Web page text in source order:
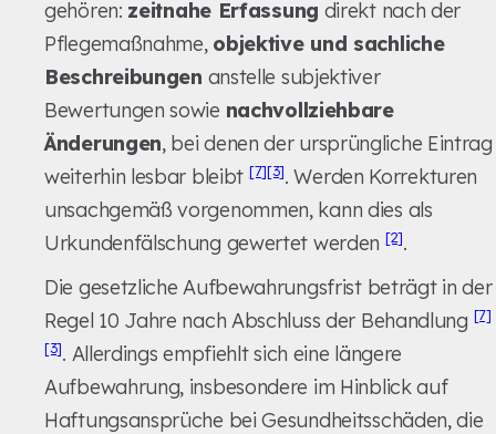
gehören: zeitnahe Erfassung direkt nach der
Pflegemaßnahme, objektive und sachliche
Beschreibungen anstelle subjektiver
Bewertungen sowie nachvollziehbare
Änderungen, bei denen der ursprüngliche Eintrag
weiterhin lesbar bleibt[7][3]. Werden Korrekturen
unsachgemäß vorgenommen, kann dies als
Urkundenfälschung gewertet werden[2].
Die gesetzliche Aufbewahrungsfrist beträgt in der
Regel 10 Jahre nach Abschluss der Behandlung [7]
[3]. Allerdings empfiehlt sich eine längere
Aufbewahrung, insbesondere im Hinblick auf
Haftungsansprüche bei Gesundheitsschäden, die